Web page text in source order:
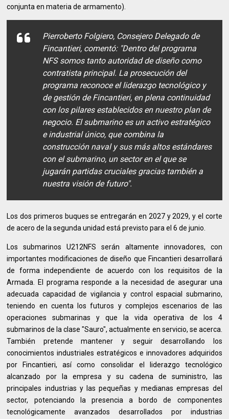
conjunta en materia de armamento).
Pierroberto Folgiero, Consejero Delegado de
Fincantieri, comentó: "Dentro del programa
NFS somos tanto autoridad de diseño como
contratista principal. La prosecución del
programa reconoce el liderazgo tecnológico y
de gestión de Fincantieri, en plena continuidad
con los pilares establecidos en nuestro plan de
negocio. El submarino es un activo estratégico
e industrial único, que combina la
construcción naval y sus más altos estándares
con el submarino, un sector en el que se
jugarán partidas cruciales gracias también a
nuestra visión de futuro".
Los dos primeros buques se entregarán en 2027 y 2029, y el corte
de acero de la segunda unidad está previsto para el 6 de junio.
Los submarinos U212NFS serán altamente innovadores, con
importantes modificaciones de diseño que Fincantieri desarrollará
de forma independiente de acuerdo con los requisitos de la
Armada. El programa responde a la necesidad de asegurar una
adecuada capacidad de vigilancia y control espacial submarino,
teniendo en cuenta los futuros y complejos escenarios de las
operaciones submarinas y que la vida operativa de los 4
submarinos de la clase "Sauro", actualmente en servicio, se acerca.
También pretende mantener y seguir desarrollando los
conocimientos industriales estratégicos e innovadores adquiridos
por Fincantieri, así como consolidar el liderazgo tecnológico
alcanzado por la empresa y su cadena de suministro, las
principales industrias y las pequeñas y medianas empresas del
sector, potenciando la presencia a bordo de componentes
tecnológicamente avanzados desarrollados por industrias